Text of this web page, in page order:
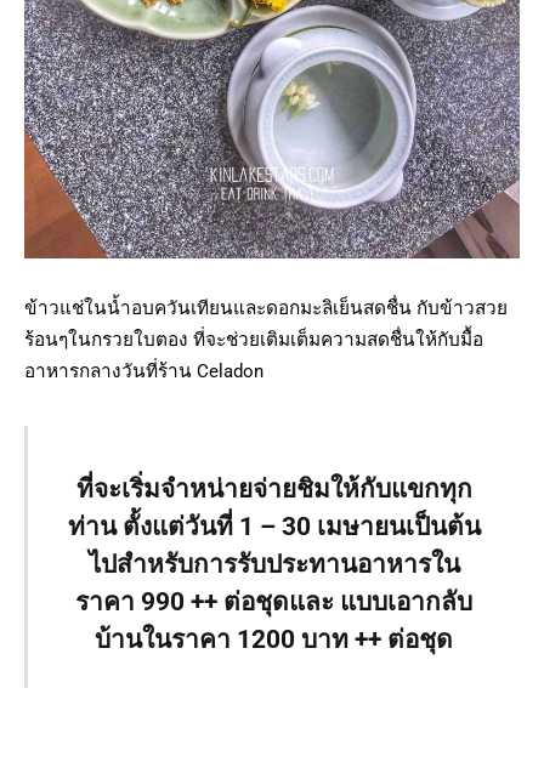
ข้าวแช่ในน้ำอบควันเทียนและดอกมะลิเย็นสดชื่น กับข้าวสวย
ร้อนๆในกรวยใบตอง ที่จะช่วยเติมเต็มความสดชื่นให้กับมื้อ
อาหารกลางวันที่ร้าน Celadon
ที่จะเริ่มจำหน่ายจ่ายชิมให้กับแขกทุก
ท่าน ตั้งแต่วันที่ 1 – 30 เมษายนเป็นต้น
ไปสำหรับการรับประทานอาหารใน
ราคา 990 ++ ต่อชุดและ แบบเอากลับ
บ้านในราคา 1200 บาท ++ ต่อชุด